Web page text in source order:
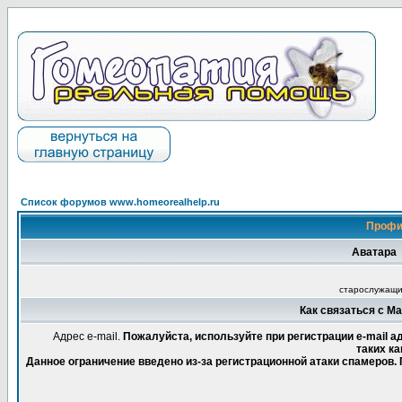
Список форумов www.homeorealhelp.ru
Аватара
Как связаться с
Адрес e-mail. Пожалуйста, используйте при регистрации e-mail
таких
Данное ограничение введено из-за регистрационной атаки